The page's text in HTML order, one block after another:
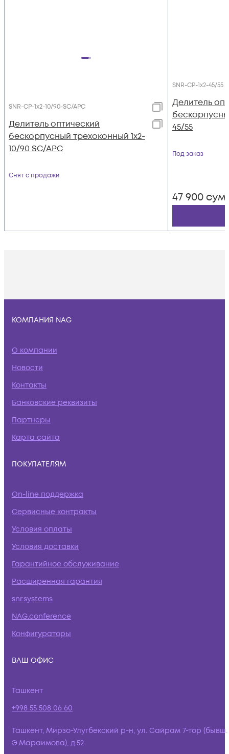
SNR-CP-1x2-10/90-SC/APC
Делитель оптический
бескорпусный трехоконный 1х2-
10/90 SC/APC
Снят с продажи
SNR-CP-1x2-45/55
Делитель
45/55
Под заказ
47 900 сум
КОМПАНИЯ NAG
О компании
Новости
Контакты
Банковские реквизиты
Партнеры
Карта сайта
ПОКУПАТЕЛЯМ
On-line поддержка
Сервисные контракты
Условия оплаты
Условия доставки
Гарантийное обслуживание
Расширенная гарантия
snr.systems
NAG.conference
Конфигураторы
ВАШ ОФИС
Ташкент
+998 55 508 06 60
Ташкент, Мирзо-Улугбекский р-н, ул. Сайрам 7-тор (бывш.
Э.Мараимова), д.52